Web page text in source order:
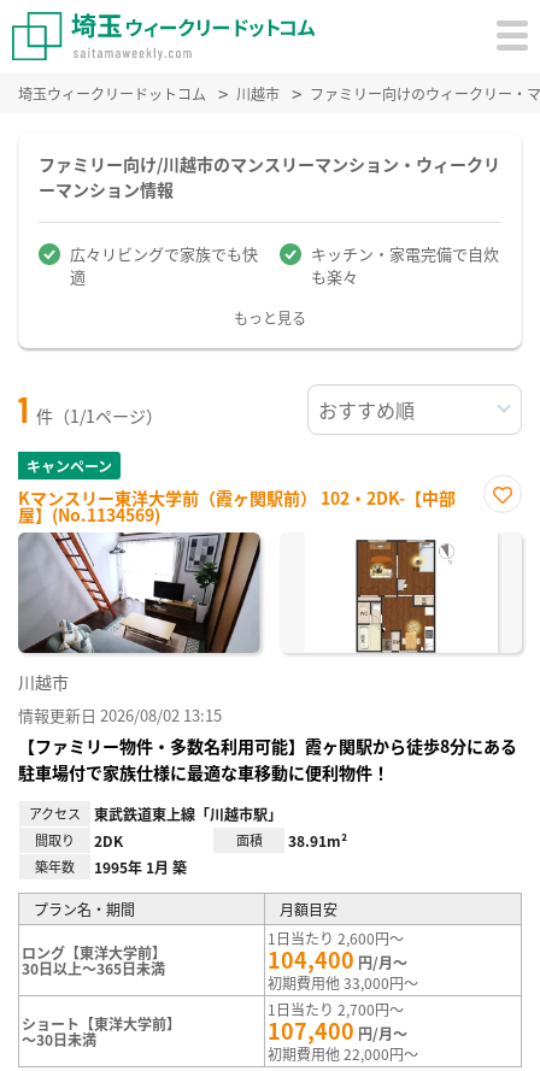
埼玉ウィークリードットコム 川越市 ファミリー向けのウィークリー・
ファミリー向け/川越市のマンスリーマンション・ウィークリ
ーマンション情報
広々リビングで家族でも快
適
キッチン・家電完備で自炊
も楽々
もっと見る
1 件（1/1ページ）
キャンペーン
Kマンスリー東洋大学前（霞ヶ関駅前） 102・2DK-【中部
屋】(No.1134569)
に入
川越市
情報更新日 2026/08/02 13:15
【ファミリー物件・多数名利用可能】霞ヶ関駅から徒歩8分にある
駐車場付で家族仕様に最適な車移動に便利物件！
アクセス 東武鉄道東上線「川越市駅」
間取り 2DK 面積 38.91m²
築年数 1995年 1月 築
プラン名・期間 月額目安
ロング【東洋大学前】
30日以上～365日未満
1日当たり 2,600円～
104,400 円/月～
初期費用他 33,000円～
ショート【東洋大学前】
～30日未満
1日当たり 2,700円～
107,400 円/月～
初期費用他 22,000円～